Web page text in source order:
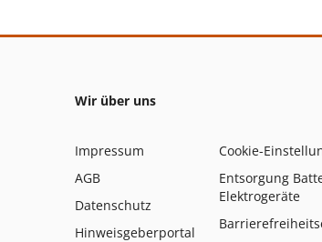
Wir über uns
Impressum
AGB
Datenschutz
Hinweisgeberportal
Cookie-
Entsorgung
Elektrogeräte